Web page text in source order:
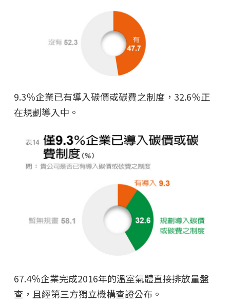
9.3％企業已有導入碳價或碳費之制度，32.6％正
在規劃導入中。
67.4％企業完成2016年的溫室氣體直接排放量盤
查，且經第三方獨立機構查證公布。